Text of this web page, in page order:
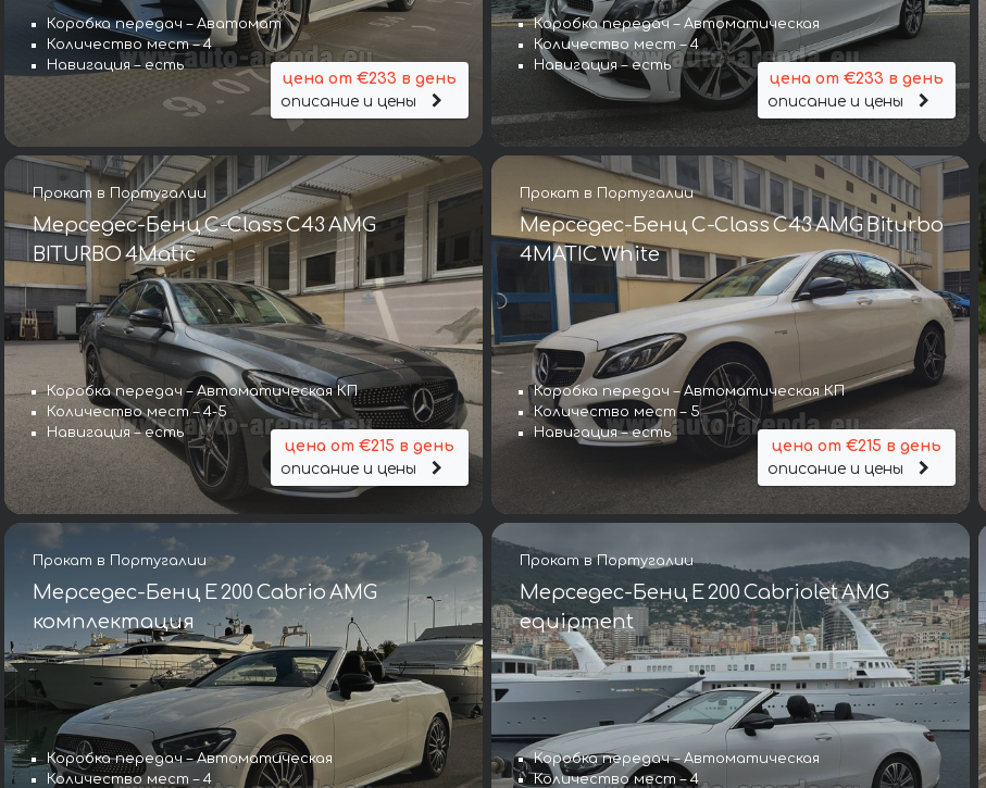
Коробка передач – Аватомат
Количество мест – 4
Навигация – есть
цена от €233 в день
описание и цены
Коробка передач – Автоматическая
Количество мест – 4
Навигация – есть
цена от €233 в день
описание и цены
Прокат в Португалии
Мерседес-Бенц C-Class C43 AMG
BITURBO 4Matic
Коробка передач – Автоматическая КП
Количество мест – 4-5
Навигация – есть
цена от €215 в день
описание и цены
Прокат в Португалии
Мерседес-Бенц C-Class C43 AMG Biturbo
4MATIC White
Коробка передач – Автоматическая КП
Количество мест – 5
Навигация – есть
цена от €215 в день
описание и цены
Прокат в Португалии
Мерседес-Бенц E 200 Cabrio AMG
комплектация
Коробка передач – Автоматическая
Количество мест – 4
Прокат в Португалии
Мерседес-Бенц E 200 Cabriolet AMG
equipment
Коробка передач – Автоматическая
Количество мест – 4